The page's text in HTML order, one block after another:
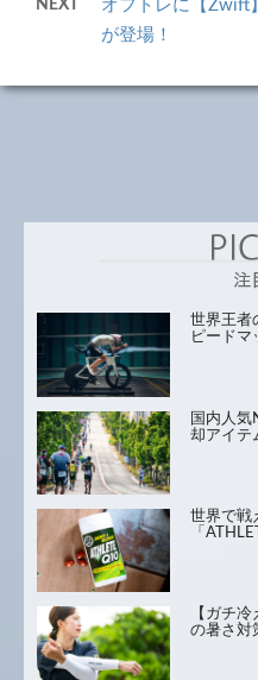
NEXT
オフトレに【Zwift
が登場！
世界王者
ピードマ
国内人気
却アイテ
世界で戦
「
【ガチ
の暑さ対